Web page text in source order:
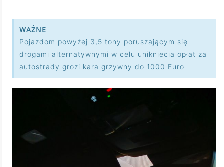
WAŻNE
Pojazdom powyżej 3,5 tony poruszającym się
drogami alternatywnymi w celu uniknięcia opłat za
autostrady grozi kara grzywny do 1000 Euro